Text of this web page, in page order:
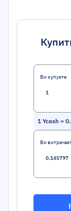
Ви купуєте
1 Ycash =
Ви